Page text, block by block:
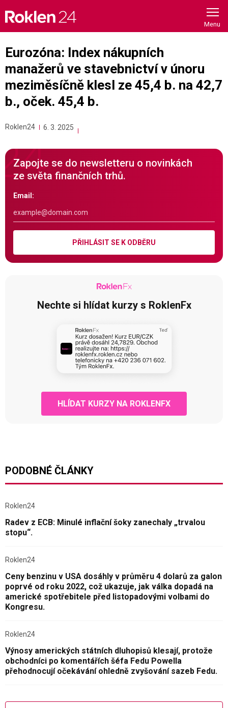
content
Eurozóna: Index nákupních
manažerů ve stavebnictví v únoru
meziměsíčně klesl ze 45,4 b. na 42,7
b., oček. 45,4 b.
Roklen24 6. 3. 2025
Zapojte se do newsletteru o novinkách
ze světa finančních trhů.
Email:
PŘIHLÁSIT SE K ODBĚRU
Nechte si hlídat kurzy s RoklenFx
HLÍDAT KURZY NA ROKLENFX
PODOBNÉ ČLÁNKY
Roklen24
Radev z ECB: Minulé inflační šoky zanechaly „trvalou
stopu“.
Roklen24
Ceny benzinu v USA dosáhly v průměru 4 dolarů za galon
poprvé od roku 2022, což ukazuje, jak válka dopadá na
americké spotřebitele před listopadovými volbami do
Kongresu.
Roklen24
Výnosy amerických státních dluhopisů klesají, protože
obchodníci po komentářích šéfa Fedu Powella
přehodnocují očekávání ohledně zvyšování sazeb Fedu.